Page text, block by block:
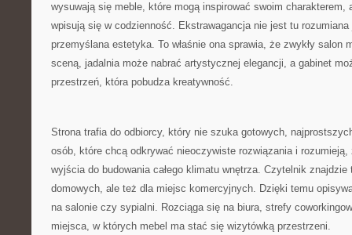
wysuwają się meble, które mogą inspirować swoim charakterem,
wpisują się w codzienność. Ekstrawagancja nie jest tu
przemyślana estetyka. To właśnie ona sprawia, że zwykły salon
sceną, jadalnia może nabrać artystycznej elegancji, a gabinet
przestrzeń, która pobudza kreatywność.
Strona trafia do odbiorcy, który nie szuka gotowych,
osób, które chcą odkrywać nieoczywiste rozwiązania i
wyjścia do budowania całego klimatu wnętrza. Czytelnik
domowych, ale też dla miejsc komercyjnych. Dzięki temu
na salonie czy sypialni. Rozciąga się na biura, strefy
miejsca, w których mebel ma stać się wizytówką przestrzeni.